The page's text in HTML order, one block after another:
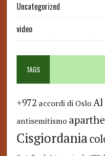
Uncategorized
video
TAGS
+972 accordi di Oslo Al
antisemitismo
Cisgiordania